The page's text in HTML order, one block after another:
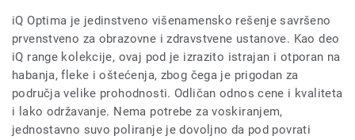
iQ Optima je jedinstveno višenamensko rešenje savršeno
prvenstveno za obrazovne i zdravstvene ustanove. Kao deo
iQ range kolekcije, ovaj pod je izrazito istrajan i otporan na
habanja, fleke i oštećenja, zbog čega je prigodan za
područja velike prohodnosti. Odličan odnos cene i kvaliteta
i lako održavanje. Nema potrebe za voskiranjem,
jednostavno suvo poliranje je dovoljno da pod povrati